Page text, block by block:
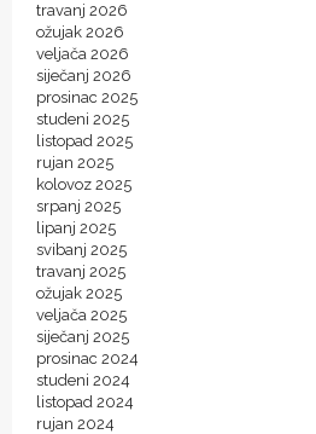
travanj 2026
ožujak 2026
veljača 2026
siječanj 2026
prosinac 2025
studeni 2025
listopad 2025
rujan 2025
kolovoz 2025
srpanj 2025
lipanj 2025
svibanj 2025
travanj 2025
ožujak 2025
veljača 2025
siječanj 2025
prosinac 2024
studeni 2024
listopad 2024
rujan 2024